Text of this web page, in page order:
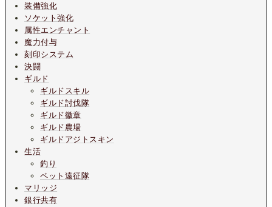
装備強化
ソケット強化
属性エンチャント
魔力付与
刻印システム
決闘
ギルド
ギルドスキル
ギルド討伐隊
ギルド徽章
ギルド農場
ギルドアジトスキン
生活
釣り
ペット遠征隊
マリッジ
銀行共有